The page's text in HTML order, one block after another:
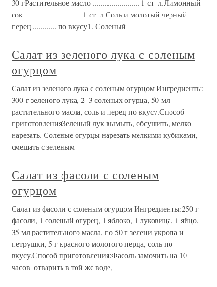
30 гРастительное масло ........................ 1 ст. л.Лимонный
сок ............................. 1 ст. л.Соль и молотый черный
перец ............ по вкусу1. Соленый
Салат из зеленого лука с соленым
огурцом
Салат из зеленого лука с соленым огурцом Ингредиенты:
300 г зеленого лука, 2–3 соленых огурца, 50 мл
растительного масла, соль и перец по вкусу.Способ
приготовленияЗеленый лук вымыть, обсушить, мелко
нарезать. Соленые огурцы нарезать мелкими кубиками,
смешать с зеленым
Салат из фасоли с соленым
огурцом
Салат из фасоли с соленым огурцом Ингредиенты:250 г
фасоли, 1 соленый огурец, 1 яблоко, 1 луковица, 1 яйцо,
35 мл растительного масла, по 50 г зелени укропа и
петрушки, 5 г красного молотого перца, соль по
вкусу.Способ приготовления:Фасоль замочить на 10
часов, отварить в той же воде,